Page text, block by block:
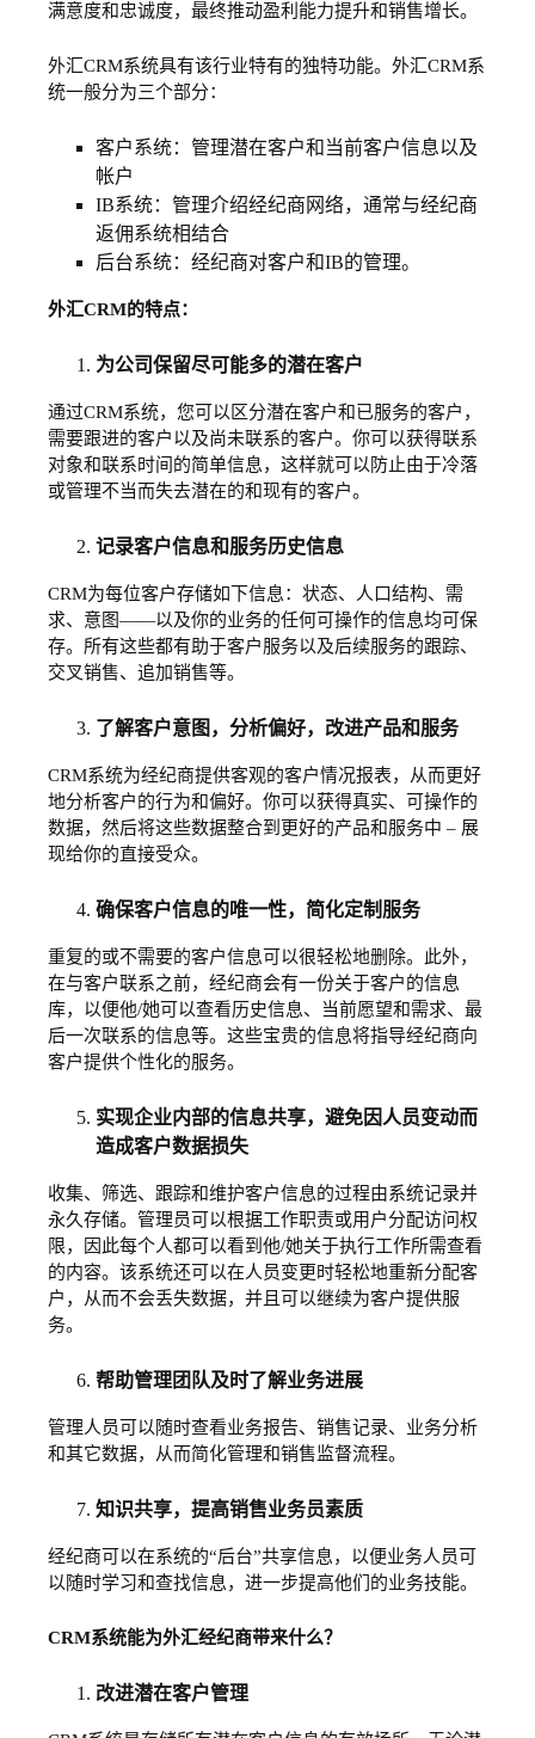
满意度和忠诚度，最终推动盈利能力提升和销售增长。
外汇CRM系统具有该行业特有的独特功能。外汇CRM系
统一般分为三个部分：
客户系统：管理潜在客户和当前客户信息以及
帐户
IB系统：管理介绍经纪商网络，通常与经纪商
返佣系统相结合
后台系统：经纪商对客户和IB的管理。
外汇CRM的特点：
为公司保留尽可能多的潜在客户
通过CRM系统，您可以区分潜在客户和已服务的客户，
需要跟进的客户以及尚未联系的客户。你可以获得联系
对象和联系时间的简单信息，这样就可以防止由于冷落
或管理不当而失去潜在的和现有的客户。
记录客户信息和服务历史信息
CRM为每位客户存储如下信息：状态、人口结构、需
求、意图——以及你的业务的任何可操作的信息均可保
存。所有这些都有助于客户服务以及后续服务的跟踪、
交叉销售、追加销售等。
了解客户意图，分析偏好，改进产品和服务
CRM系统为经纪商提供客观的客户情况报表，从而更好
地分析客户的行为和偏好。你可以获得真实、可操作的
数据，然后将这些数据整合到更好的产品和服务中 – 展
现给你的直接受众。
确保客户信息的唯一性，简化定制服务
重复的或不需要的客户信息可以很轻松地删除。此外，
在与客户联系之前，经纪商会有一份关于客户的信息
库，以便他/她可以查看历史信息、当前愿望和需求、最
后一次联系的信息等。这些宝贵的信息将指导经纪商向
客户提供个性化的服务。
实现企业内部的信息共享，避免因人员变动而
造成客户数据损失
收集、筛选、跟踪和维护客户信息的过程由系统记录并
永久存储。管理员可以根据工作职责或用户分配访问权
限，因此每个人都可以看到他/她关于执行工作所需查看
的内容。该系统还可以在人员变更时轻松地重新分配客
户，从而不会丢失数据，并且可以继续为客户提供服
务。
帮助管理团队及时了解业务进展
管理人员可以随时查看业务报告、销售记录、业务分析
和其它数据，从而简化管理和销售监督流程。
知识共享，提高销售业务员素质
经纪商可以在系统的“后台”共享信息，以便业务人员可
以随时学习和查找信息，进一步提高他们的业务技能。
CRM系统能为外汇经纪商带来什么？
改进潜在客户管理